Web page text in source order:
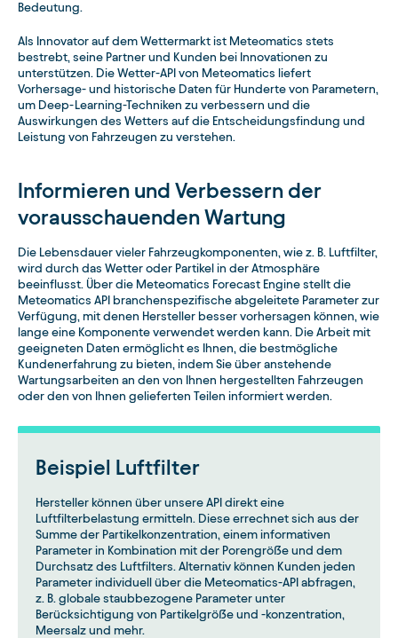
Bedeutung.
Als Innovator auf dem Wettermarkt ist Meteomatics stets
bestrebt, seine Partner und Kunden bei Innovationen zu
unterstützen. Die Wetter-API von Meteomatics liefert
Vorhersage- und historische Daten für Hunderte von Parametern,
um Deep-Learning-Techniken zu verbessern und die
Auswirkungen des Wetters auf die Entscheidungsfindung und
Leistung von Fahrzeugen zu verstehen.
Informieren und Verbessern der
vorausschauenden Wartung
Die Lebensdauer vieler Fahrzeugkomponenten, wie z. B. Luftfilter,
wird durch das Wetter oder Partikel in der Atmosphäre
beeinflusst. Über die Meteomatics Forecast Engine stellt die
Meteomatics API branchenspezifische abgeleitete Parameter zur
Verfügung, mit denen Hersteller besser vorhersagen können, wie
lange eine Komponente verwendet werden kann. Die Arbeit mit
geeigneten Daten ermöglicht es Ihnen, die bestmögliche
Kundenerfahrung zu bieten, indem Sie über anstehende
Wartungsarbeiten an den von Ihnen hergestellten Fahrzeugen
oder den von Ihnen gelieferten Teilen informiert werden.
Beispiel Luftfilter
Hersteller können über unsere API direkt eine
Luftfilterbelastung ermitteln. Diese errechnet sich aus der
Summe der Partikelkonzentration, einem informativen
Parameter in Kombination mit der Porengröße und dem
Durchsatz des Luftfilters. Alternativ können Kunden jeden
Parameter individuell über die Meteomatics-API abfragen,
z. B. globale staubbezogene Parameter unter
Berücksichtigung von Partikelgröße und -konzentration,
Meersalz und mehr.